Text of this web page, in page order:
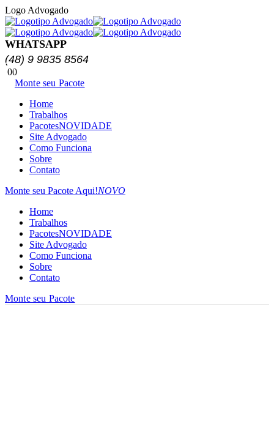
Logo Advogado
WHATSAPP
(48) 9 9835 8564
00
Monte seu Pacote
Home
Trabalhos
PacotesNOVIDADE
Site Advogado
Como Funciona
Sobre
Contato
Monte seu Pacote Aqui!NOVO
Home
Trabalhos
PacotesNOVIDADE
Site Advogado
Como Funciona
Sobre
Contato
Monte seu Pacote